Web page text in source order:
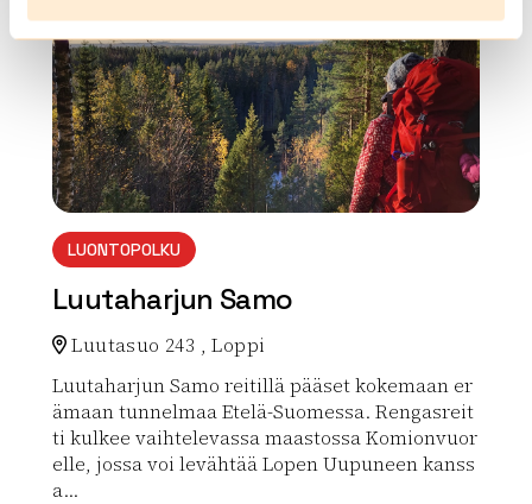
LUONTOPOLKU
Luutaharjun Samo
Luutasuo 243 , Loppi
Luutaharjun Samo reitillä pääset kokemaan er
ämaan tunnelmaa Etelä-Suomessa. Rengasreit
ti kulkee vaihtelevassa maastossa Komionvuor
elle, jossa voi levähtää Lopen Uupuneen kanss
a...